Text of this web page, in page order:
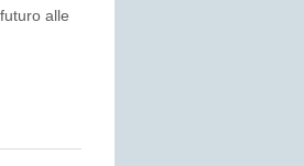
alle